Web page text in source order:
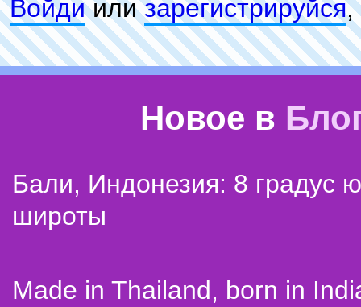
Войдиилизарeгиcтpируйся,
Новое в
Бали, Индонезия: 8 градус
широты
Made in Thailand, born in